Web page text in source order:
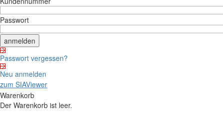
Passwort
Passwort vergessen?
Neu anmelden
zum SIAViewer
Warenkorb
Der Warenkorb ist leer.